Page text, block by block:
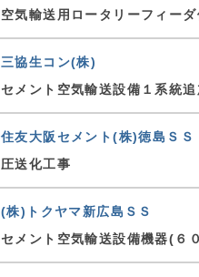
空気輸送用ロータリーフィーダ
三協生コン(株)
セメント空気輸送設備１系統追
住友大阪セメント(株)徳島ＳＳ
圧送化工事
(株)トクヤマ新広島ＳＳ
セメント空気輸送設備機器(６